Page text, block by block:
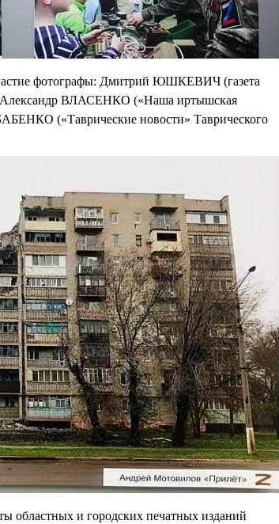
фотографы: Дмитрий ЮШКЕВИЧ (газета
Александр ВЛАСЕНКО («Наша иртышская
(«Таврические новости» Таврического
областных и городских печатных изданий